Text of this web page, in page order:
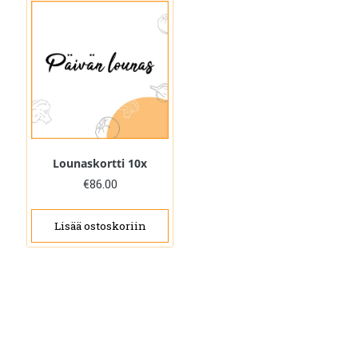
Lounaskortti 10x
€86.00
Lisää ostoskoriin